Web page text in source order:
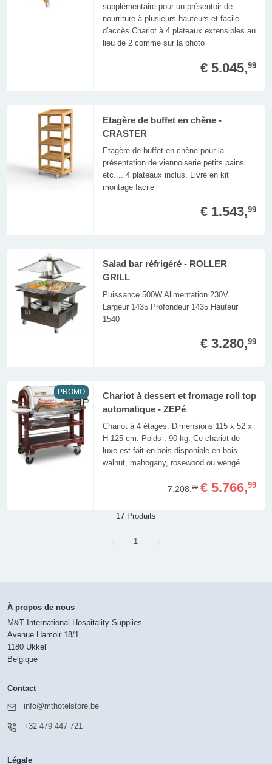
supplémentaire pour un présentoir de
nourriture à plusieurs hauteurs et facile
d'accès Chariot à 4 plateaux extensibles au
lieu de 2 comme sur la photo
€ 5.045,99
Etagère de buffet en chène -
CRASTER
Etagère de buffet en chène pour la
présentation de viennoiserie petits pains
etc.... 4 plateaux inclus. Livré en kit
montage facile
€ 1.543,99
Salad bar réfrigéré - ROLLER
GRILL
Puissance 500W Alimentation 230V
Largeur 1435 Profondeur 1435 Hauteur
1540
€ 3.280,99
PROMO
Chariot à dessert et fromage roll top
automatique - ZEPé
Chariot à 4 étages. Dimensions 115 x 52 x
H 125 cm. Poids : 90 kg. Ce chariot de
luxe est fait en bois disponible en bois
walnut, mahogany, rosewood ou wengé.
7.208,99 € 5.766,99
17 Produits
Page
1
À propos de nous
M&T International Hospitality Supplies
Avenue Hamoir 18/1
1180 Ukkel
Belgique
Contact
info@mthotelstore.be
+32 479 447 721
Légale